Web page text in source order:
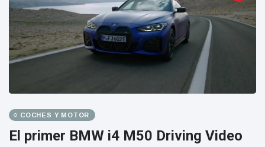
COCHES Y MOTOR
El primer BMW i4 M50 Driving Video